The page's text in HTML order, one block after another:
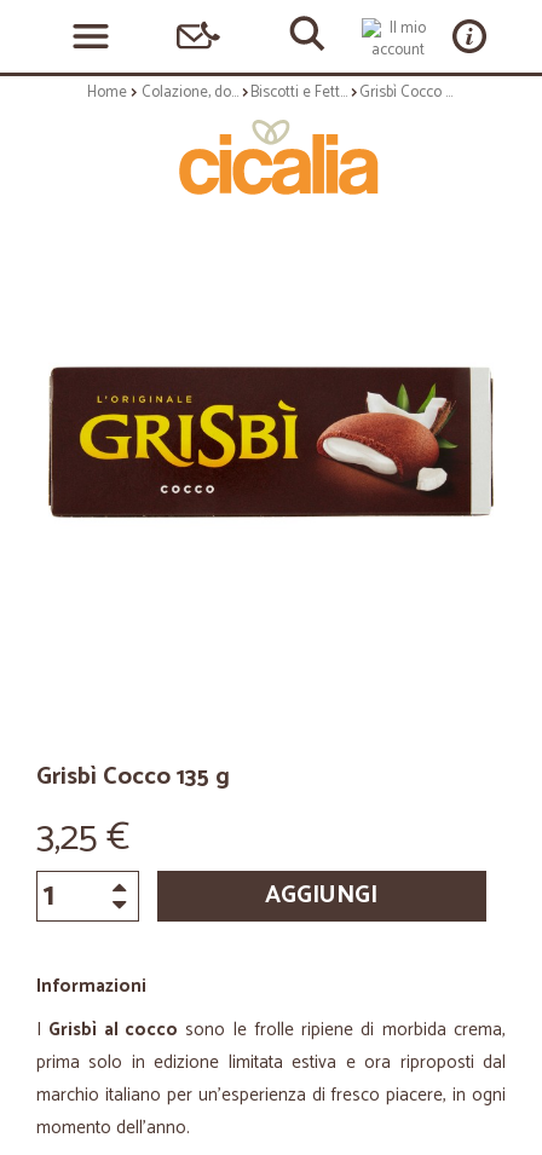
Home Colazione, dolciumi e snack Biscotti e Fette Biscottate Grisbì Cocco 135 g
Grisbì Cocco 135 g
3,25 €
AGGIUNGI
Informazioni
I Grisbì al cocco sono le frolle ripiene di morbida crema,
prima solo in edizione limitata estiva e ora riproposti dal
marchio italiano per un’esperienza di fresco piacere, in ogni
momento dell’anno.